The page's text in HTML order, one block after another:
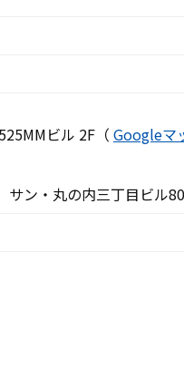
ビル 2F（ Googleマ
ン・丸の内三丁目ビル